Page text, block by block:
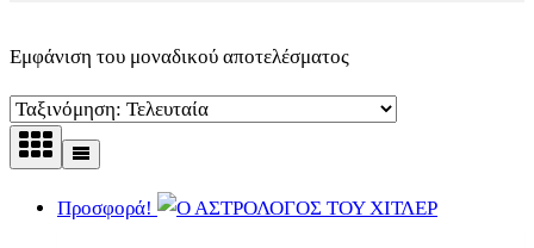
Εμφάνιση του μοναδικού αποτελέσματος
Προσφορά!